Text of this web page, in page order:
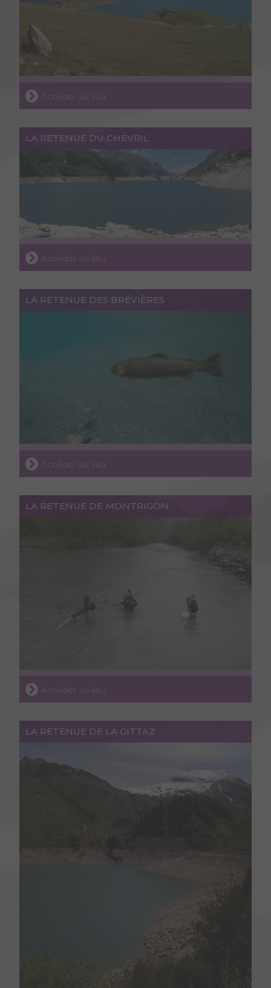
Accéder au lieu
LA RETENUE DU CHEVRIL
Accéder au lieu
LA RETENUE DES BRÉVIÈRES
Accéder au lieu
LA RETENUE DE MONTRIGON
Accéder au lieu
LA RETENUE DE LA GITTAZ